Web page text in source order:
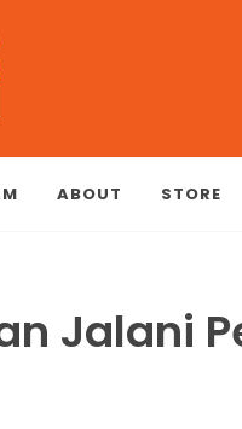
ABOUT STORE
Jalani